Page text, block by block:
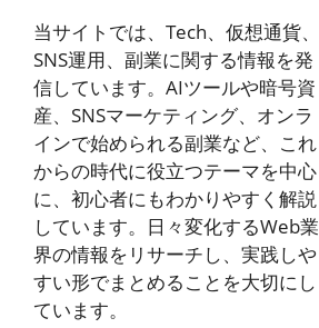
当サイトでは、Tech、仮想通貨、
SNS運用、副業に関する情報を発
信しています。AIツールや暗号資
産、SNSマーケティング、オンラ
インで始められる副業など、これ
からの時代に役立つテーマを中心
に、初心者にもわかりやすく解説
しています。日々変化するWeb業
界の情報をリサーチし、実践しや
すい形でまとめることを大切にし
ています。